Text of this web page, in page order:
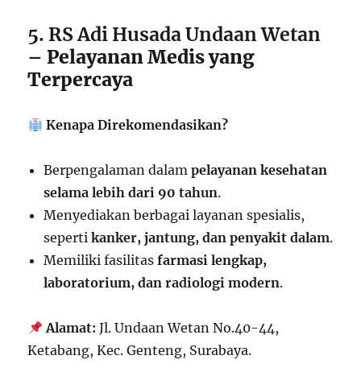
5. RS Adi Husada Undaan Wetan
– Pelayanan Medis yang
Terpercaya
Kenapa Direkomendasikan?
Berpengalaman dalampelayanan kesehatan
selama lebih dari 90 tahun.
Menyediakan berbagai layanan spesialis,
sepertikanker, jantung, dan penyakit dalam.
Memiliki fasilitasfarmasi lengkap,
laboratorium, dan radiologi modern.
Alamat: Jl. Undaan Wetan No.40-44,
Ketabang, Kec. Genteng, Surabaya.